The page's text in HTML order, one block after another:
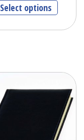
Select options